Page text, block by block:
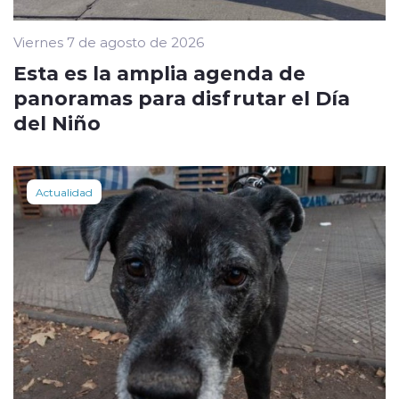
Viernes 7 de agosto de 2026
Esta es la amplia agenda de
panoramas para disfrutar el Día
del Niño
Actualidad